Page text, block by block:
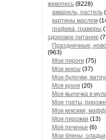
живопись (8228)
акварель, пастель
картины маслом
графика, гравюры
здоровое питание
Праздничные,
(963)
Мои пироги (75)
Мои кексы (37)
Мои булочки,
Моя кухня (20)
Моя выпечка в
Мои торты,
Мои кексики,
Мои пирожки (13)
Моё печенье (6)
Мои блины, оладьи